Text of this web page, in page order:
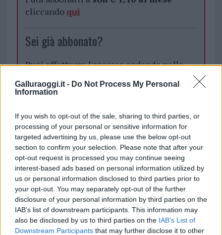
Galluraoggi.it - Do Not Process My Personal
Information
If you wish to opt-out of the sale, sharing to third parties, or
processing of your personal or sensitive information for
targeted advertising by us, please use the below opt-out
section to confirm your selection. Please note that after your
opt-out request is processed you may continue seeing
interest-based ads based on personal information utilized by
us or personal information disclosed to third parties prior to
your opt-out. You may separately opt-out of the further
disclosure of your personal information by third parties on the
IAB’s list of downstream participants. This information may
also be disclosed by us to third parties on the IAB’s List of
Downstream Participants that may further disclose it to other
cliccando qui
Sei già abbonato?
Puoi effettuare l'accesso andando nella
cliccando qui
TEMI: Andrea Deidda
Antonello Deidda
Cinema Santa Teresa
Francesco Piras
Mammarranca
Mediateca Santa Teresa
Notizie Santa Teresa
Santamaria
Visioni Sarde
Visioni Sarde Santa Teresa
Notizie in tempo reale?
Entra nel canale telegram di
GalluraOggi.it